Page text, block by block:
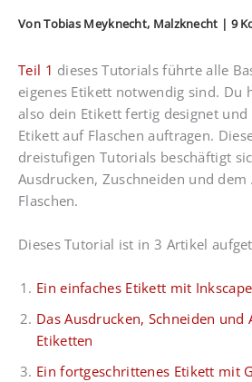
VonTobias Meyknecht, Malzknecht | 9
Teil 1 dieses Tutorials führte alle
eigenes Etikett notwendig sind. Du
also dein Etikett fertig designet
Etikett auf Flaschen auftragen.
dreistufigen Tutorials beschäftigt
Ausdrucken, Zuschneiden und
Flaschen.
Dieses Tutorial ist in 3 Artikel
Ein einfaches Etikett mit Inkscape
Das Ausdrucken, Schneiden und
Etiketten
Ein fortgeschrittenes Etikett mit